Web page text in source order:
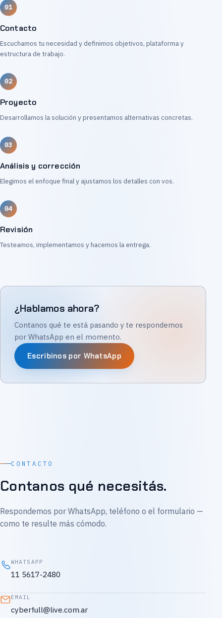
Contacto
Escuchamos tu necesidad y definimos objetivos, plataforma y
estructura de trabajo.
Proyecto
Desarrollamos la solución y presentamos alternativas concretas.
Análisis y corrección
Elegimos el enfoque final y ajustamos los detalles con vos.
Revisión
Testeamos, implementamos y hacemos la entrega.
¿Hablamos ahora?
Contanos qué te está pasando y te respondemos
por WhatsApp en el momento.
Escribinos por WhatsApp
CONTACTO
Contanos qué necesitás.
Respondemos por WhatsApp, teléfono o el formulario —
como te resulte más cómodo.
WHATSAPP
11 5617-2480
EMAIL
cyberfull@live.com.ar